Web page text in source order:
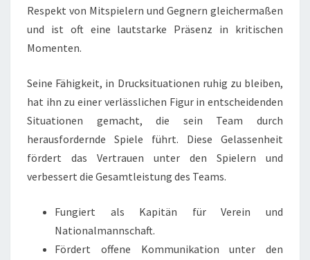
Respekt von Mitspielern und Gegnern gleichermaßen
und ist oft eine lautstarke Präsenz in kritischen
Momenten.
Seine Fähigkeit, in Drucksituationen ruhig zu bleiben,
hat ihn zu einer verlässlichen Figur in entscheidenden
Situationen gemacht, die sein Team durch
herausfordernde Spiele führt. Diese Gelassenheit
fördert das Vertrauen unter den Spielern und
verbessert die Gesamtleistung des Teams.
Fungiert als Kapitän für Verein und
Nationalmannschaft.
Fördert offene Kommunikation unter den